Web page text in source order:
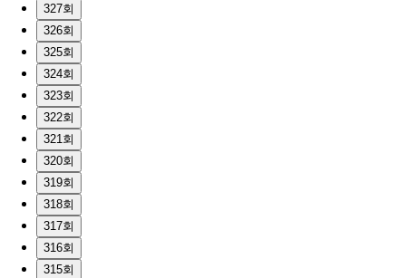
327회
326회
325회
324회
323회
322회
321회
320회
319회
318회
317회
316회
315회